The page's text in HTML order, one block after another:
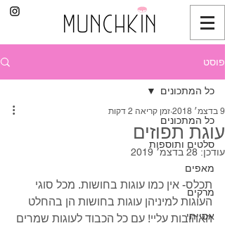
פוסט
כל המתכונים
סלטים ותוספות
מאפים
מרקים
אסייתי
כל המתכונים
עוגת תפוזים
9 בדצמ׳ 2018 זמן קריאה 2 דקות
עודכן: 28 בדצמ׳ 2019
תכלס- אין כמו עוגות בחושות. מכל סוגי
העוגות למיניהן עוגות בחושות הן בהחלט
האהובות עליי! עם כל הכבוד לעוגות שמרים